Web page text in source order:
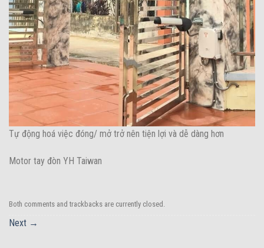
Tự động hoá việc đóng/ mở trở nên tiện lợi và dễ dàng hơn
Motor tay đòn YH Taiwan
Both comments and trackbacks are currently closed.
Next →